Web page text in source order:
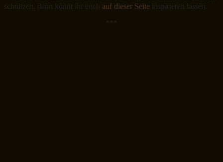
schnitzen, dann könnt ihr euch auf dieser Seite inspirieren lassen.
***